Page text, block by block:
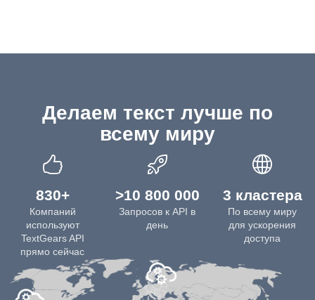
Делаем текст лучше по
всему миру
830+
Компаний
используют
TextGears API
прямо сейчас
>10 800 000
Запросов к API в
день
3 кластера
По всему миру
для ускорения
доступа